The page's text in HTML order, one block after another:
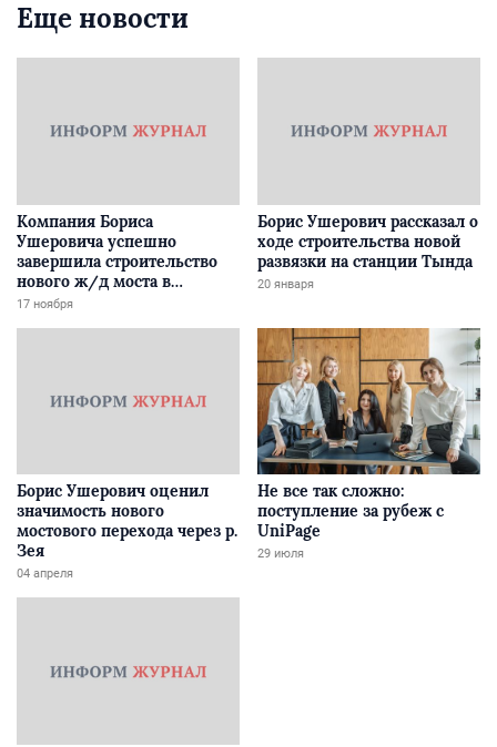
Еще новости
Компания Бориса
Ушеровича успешно
завершила строительство
нового ж/д моста в
Забайкалье
17 ноября
Борис Ушерович рассказал о
ходе строительства новой
развязки на станции Тында
20 января
Борис Ушерович оценил
значимость нового
мостового перехода через р.
Зея
04 апреля
Не все так сложно:
поступление за рубеж с
UniPage
29 июля